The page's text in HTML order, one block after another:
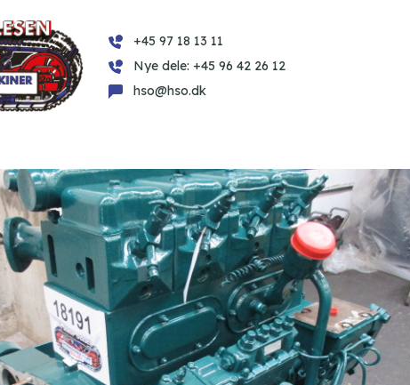
+45 97 18 13 11
Nye dele: +45 96 42 26 12
hso@hso.dk